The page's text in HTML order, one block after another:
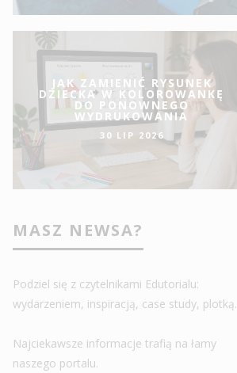
JAK ZAMIENIĆ RYSUNEK
DZIECKA W KOLOROWANKĘ
DO PONOWNEGO
WYDRUKOWANIA
30 LIP 2026
MASZ NEWSA?
Podziel się z czytelnikami Edutorialu:
wydarzeniem, inspiracją, case study, plotką.
Najciekawsze informacje trafią na łamy
naszego portalu.